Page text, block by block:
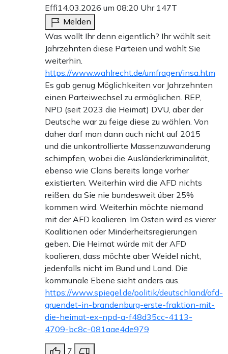
Effi14.03.2026 um 08:20 Uhr 147T
Melden
Was wollt Ihr denn eigentlich? Ihr wählt seit
Jahrzehnten diese Parteien und wählt Sie
weiterhin.
https://www.wahlrecht.de/umfragen/insa.htm
Es gab genug Möglichkeiten vor Jahrzehnten
einen Parteiwechsel zu ermöglichen. REP,
NPD (seit 2023 die Heimat) DVU, aber der
Deutsche war zu feige diese zu wählen. Von
daher darf man dann auch nicht auf 2015
und die unkontrollierte Massenzuwanderung
schimpfen, wobei die Ausländerkriminalität,
ebenso wie Clans bereits lange vorher
existierten. Weiterhin wird die AFD nichts
reißen, da Sie nie bundesweit über 25%
kommen wird. Weiterhin möchte niemand
mit der AFD koalieren. Im Osten wird es vierer
Koalitionen oder Minderheitsregierungen
geben. Die Heimat würde mit der AFD
koalieren, dass möchte aber Weidel nicht,
jedenfalls nicht im Bund und Land. Die
kommunale Ebene sieht anders aus.
https://www.spiegel.de/politik/deutschland/afd-
gruendet-in-brandenburg-erste-fraktion-mit-
die-heimat-ex-npd-a-f48d35cc-4113-
4709-bc8c-081aae4de979
7